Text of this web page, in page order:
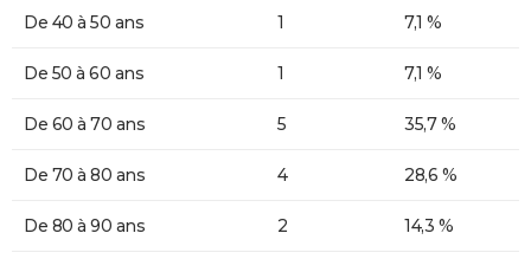
De 40 à 50 ans 1 7,1 %
De 50 à 60 ans 1 7,1 %
De 60 à 70 ans 5 35,7 %
De 70 à 80 ans 4 28,6 %
De 80 à 90 ans 2 14,3 %